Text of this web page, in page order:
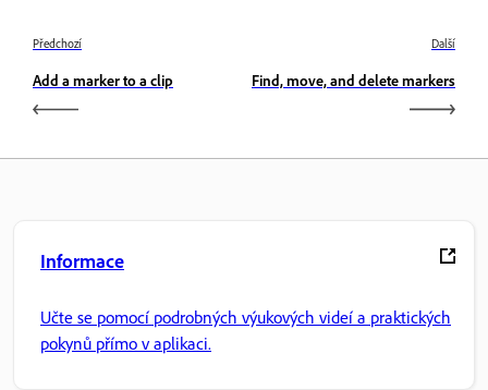
Předchozí
Add a marker to a clip
Další
Find, move, and delete markers
Informace
Učte se pomocí podrobných výukových videí a praktických
pokynů přímo v aplikaci.